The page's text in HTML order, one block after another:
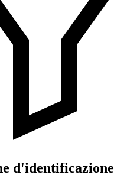
d'identificazione